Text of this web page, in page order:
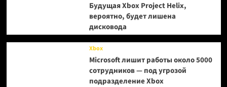
Будущая Xbox Project Helix,
вероятно, будет лишена
дисковода
Xbox
Microsoft лишит работы около 5000
сотрудников — под угрозой
подразделение Xbox